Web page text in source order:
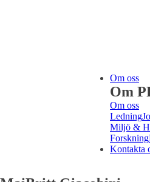
Om oss
Om
Om oss
Ledning
Miljö &
Forskning
Kontakta